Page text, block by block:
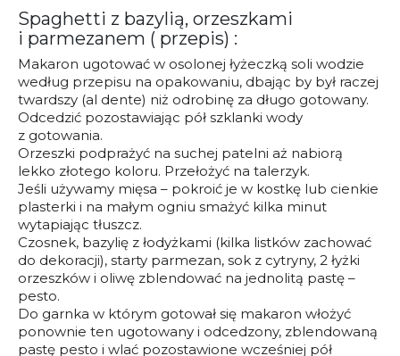
Spaghetti z bazylią, orzeszkami
i parmezanem ( przepis) :
Makaron ugotować w osolonej łyżeczką soli wodzie
według przepisu na opakowaniu, dbając by był raczej
twardszy (al dente) niż odrobinę za długo gotowany.
Odcedzić pozostawiając pół szklanki wody
z gotowania.
Orzeszki podprażyć na suchej patelni aż nabiorą
lekko złotego koloru. Przełożyć na talerzyk.
Jeśli używamy mięsa – pokroić je w kostkę lub cienkie
plasterki i na małym ogniu smażyć kilka minut
wytapiając tłuszcz.
Czosnek, bazylię z łodyżkami (kilka listków zachować
do dekoracji), starty parmezan, sok z cytryny, 2 łyżki
orzeszków i oliwę zblendować na jednolitą pastę –
pesto.
Do garnka w którym gotował się makaron włożyć
ponownie ten ugotowany i odcedzony, zblendowaną
pastę pesto i wlać pozostawione wcześniej pół